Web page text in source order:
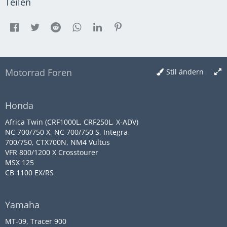
Stil ändern
Motorrad Foren
Honda
Africa Twin (CRF1000L, CRF250L, X-ADV)
NC 700/750 X, NC 700/750 S, Integra
700/750, CTX700N, NM4 Vultus
VFR 800/1200 X Crosstourer
MSX 125
CB 1100 EX/RS
Yamaha
MT-09, Tracer 900